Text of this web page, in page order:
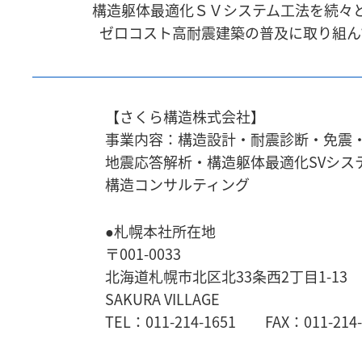
構造躯体最適化ＳＶシステム工法を続々
ゼロコスト高耐震建築の普及に取り組
【さくら構造株式会社】
事業内容：構造設計・耐震診断・免震
地震応答解析・ 構造躯体最適化SVシス
構造コンサルティング
●札幌本社所在地
〒001-0033
北海道札幌市北区北33条西2丁目1-13
SAKURA VILLAGE
TEL：011-214-1651 FAX：011-